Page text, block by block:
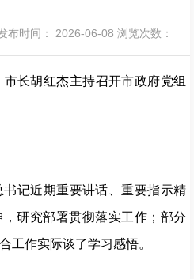
布时间： 2026-06-08 浏览次数：
长胡红杰主持召开市政府党组
记近期重要讲话、重要指示精
研究部署贯彻落实工作；部分
工作实际谈了学习感悟。